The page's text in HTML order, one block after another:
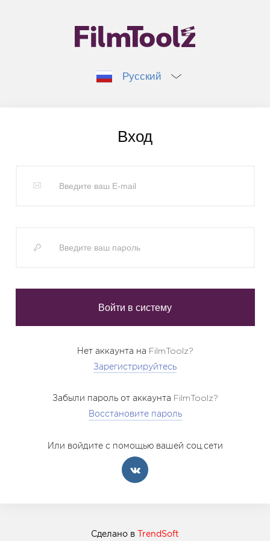
Русский
Вход
Нет аккаунта на FilmToolz?
Зарегистрируйтесь
Забыли пароль от аккаунта FilmToolz?
Восстановите пароль
Или войдите с помощью вашей соц.сети
Сделано в TrendSoft